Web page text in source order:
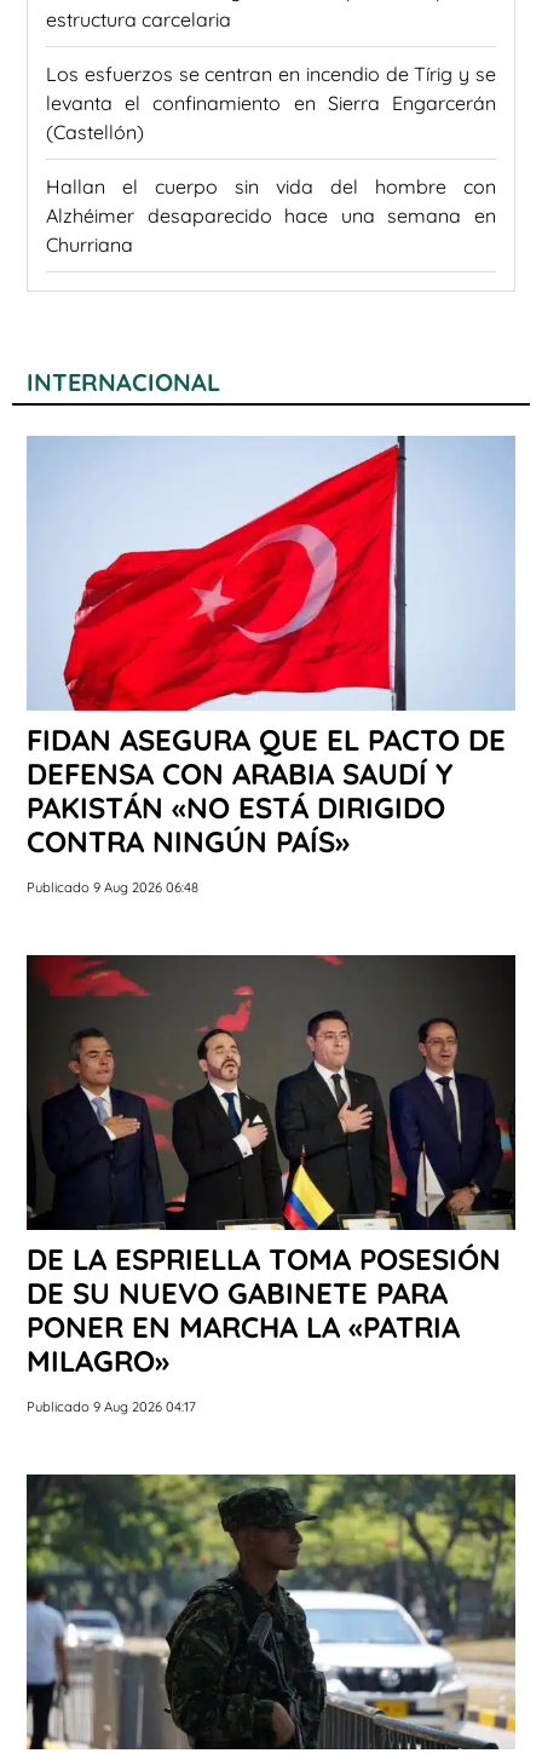
estructura carcelaria
Los esfuerzos se centran en incendio de Tírig y se
levanta el confinamiento en Sierra Engarcerán
(Castellón)
Hallan el cuerpo sin vida del hombre con
Alzhéimer desaparecido hace una semana en
Churriana
INTERNACIONAL
FIDAN ASEGURA QUE EL PACTO DE
DEFENSA CON ARABIA SAUDÍ Y
PAKISTÁN «NO ESTÁ DIRIGIDO
CONTRA NINGÚN PAÍS»
Publicado 9 Aug 2026 06:48
DE LA ESPRIELLA TOMA POSESIÓN
DE SU NUEVO GABINETE PARA
PONER EN MARCHA LA «PATRIA
MILAGRO»
Publicado 9 Aug 2026 04:17